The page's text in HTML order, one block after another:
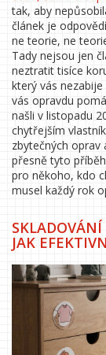
tak, aby
článek je
ne teorie, ne
Tady nejsou jen
neztratit tisíce
který vás
vás opravdu
našli v listopadu
chytřejším
zbytečných oprav
přesně tyto
pro někoho, kdo
musel každý rok
SKLADOVÁNÍ
JAK